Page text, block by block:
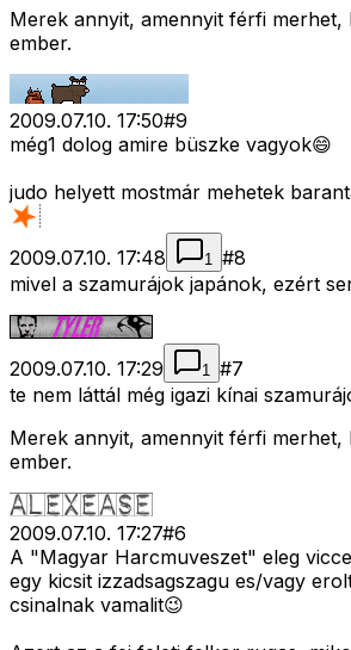
Merek annyit, amennyit férfi merhet,
ember.
2009.07.10. 17:50#9
még1 dolog amire büszke vagyok😄
judo helyett mostmár mehetek
2009.07.10. 17:48 1 #8
mivel a szamurájok japánok, ezért
2009.07.10. 17:29 1 #7
te nem láttál még igazi kínai
Merek annyit, amennyit férfi merhet,
ember.
2009.07.10. 17:27#6
A "Magyar Harcmuveszet" eleg
egy kicsit izzadsagszagu es/vagy
csinalnak vamalit😉